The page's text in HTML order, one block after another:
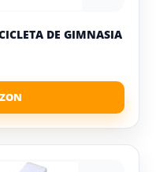
DE GIMNASIA